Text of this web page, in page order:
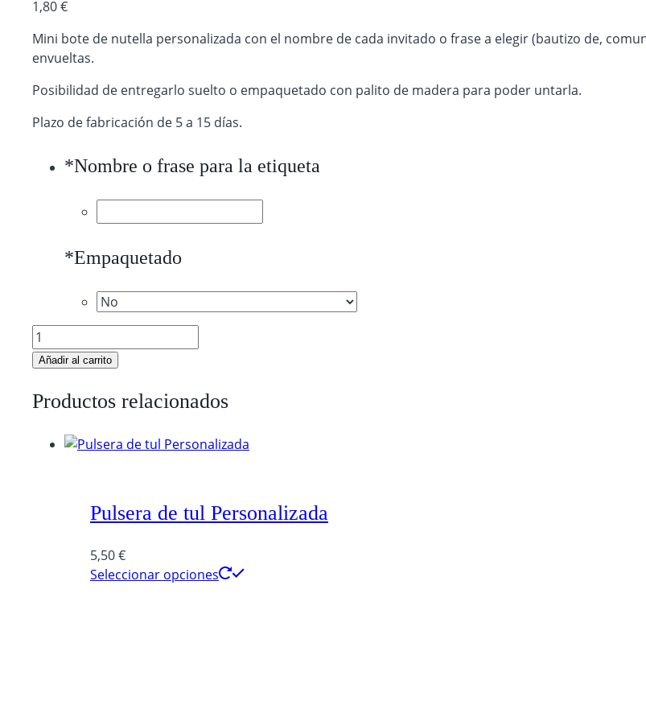
1,80€
Mini bote de nutella personalizada con el nombre de cada invitado o frase a elegir (bautizo de,
envueltas.
Posibilidad de entregarlo suelto o empaquetado con palito de madera para poder untarla.
Plazo de fabricación de 5 a 15 días.
*Nombre o frase para la etiqueta
*Empaquetado
Mini
nutella
personalizada
con
galletas
cantidad
Añadir al carrito
Productos relacionados
Pulsera de tul Personalizada
5,50€
Seleccionar opciones